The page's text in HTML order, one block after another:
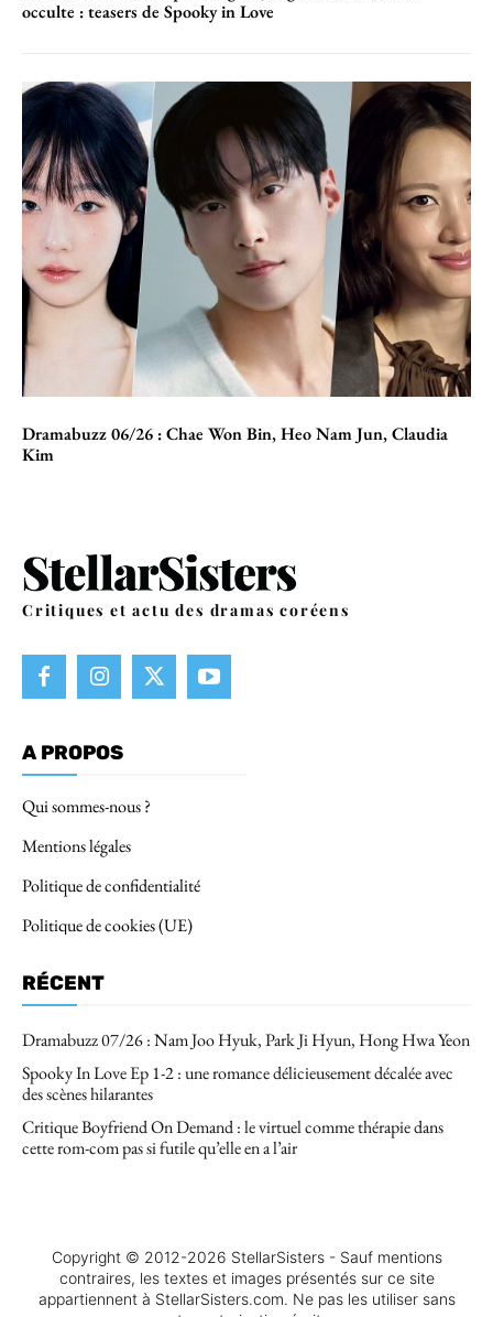
occulte : teasers de Spooky in Love
Dramabuzz 06/26 : Chae Won Bin, Heo Nam Jun, Claudia
Kim
Critiques et actu des dramas coréens
A PROPOS
Qui sommes-nous ?
Mentions légales
Politique de confidentialité
Politique de cookies (UE)
RÉCENT
Dramabuzz 07/26 : Nam Joo Hyuk, Park Ji Hyun, Hong Hwa Yeon
Spooky In Love Ep 1-2 : une romance délicieusement décalée avec
des scènes hilarantes
Critique Boyfriend On Demand : le virtuel comme thérapie dans
cette rom-com pas si futile qu’elle en a l’air
Copyright © 2012-2026 StellarSisters - Sauf mentions
contraires, les textes et images présentés sur ce site
appartiennent à StellarSisters.com. Ne pas les utiliser sans